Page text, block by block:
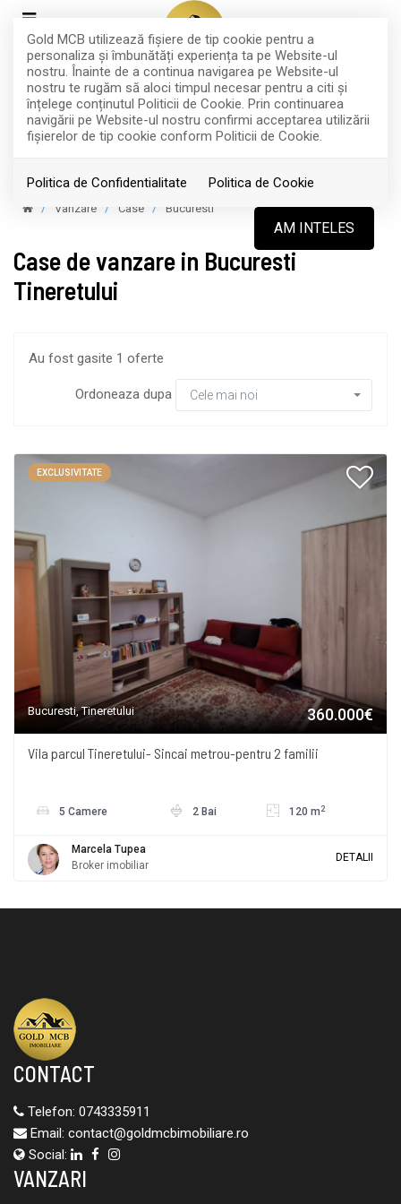
Gold MCB utilizează fişiere de tip cookie pentru a
personaliza și îmbunătăți experiența ta pe Website-ul
nostru. Înainte de a continua navigarea pe Website-ul
nostru te rugăm să aloci timpul necesar pentru a citi și
înțelege conținutul Politicii de Cookie. Prin continuarea
navigării pe Website-ul nostru confirmi acceptarea utilizării
fişierelor de tip cookie conform Politicii de Cookie.
Politica de Confidentialitate Politica de Cookie
AM INTELES
Filtreaza
Vanzare Case Bucuresti
Case de vanzare in Bucuresti
Tineretului
Au fost gasite 1 oferte
Ordoneaza dupa Cele mai noi
EXCLUSIVITATE
Bucuresti, Tineretului 360.000€
Vila parcul Tineretului- Sincai metrou-pentru 2 familii
5 Camere 2 Bai 120 m 2
Marcela Tupea
Broker imobiliar
DETALII
CONTACT
Telefon: 0743335911
Email: contact@goldmcbimobiliare.ro
Social:
VANZARI